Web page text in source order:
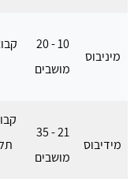
מיניבוס
10 - 20
מושבים
מידיבוס
21 - 35
מושבים